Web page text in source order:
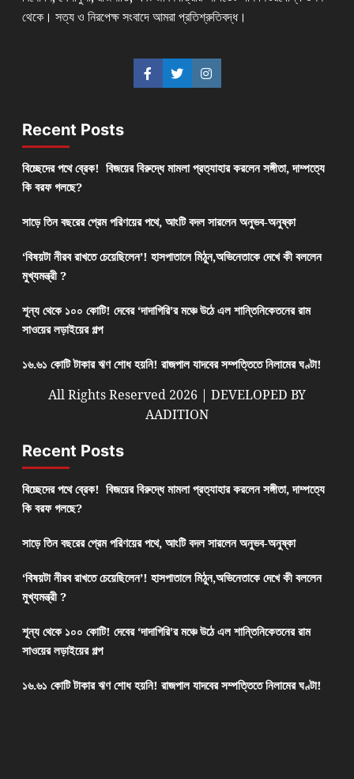
থেকে। সত্য ও নিরপেক্ষ সংবাদে আমরা প্রতিশ্রুতিবদ্ধ।
Recent Posts
বিচ্ছেদের পথে ব্রেক! বিজয়ের বিরুদ্ধে মামলা প্রত্যাহার করলেন সঙ্গীতা, দাম্পত্যে
কি বরফ গলছে?
সাড়ে তিন বছরের প্রেম পরিণয়ের পথে, আংটি বদল সারলেন অনুভব-অনুষ্কা
‘বিষয়টা নীরব রাখতে চেয়েছিলেন’! হাসপাতালে মিঠুন,অভিনেতাকে দেখে কী বললেন
মুখ্যমন্ত্রী ?
শূন্য থেকে ১০০ কোটি! দেবের ‘দাদাগিরি’র মঞ্চে উঠে এল শান্তিনিকেতনের রাম
সাওয়ের লড়াইয়ের গল্প
১৬.৬১ কোটি টাকার ঋণ শোধ হয়নি! রাজপাল যাদবের সম্পত্তিতে নিলামের ঘণ্টা!
All Rights Reserved 2026 | DEVELOPED BY
AADITION
Recent Posts
বিচ্ছেদের পথে ব্রেক! বিজয়ের বিরুদ্ধে মামলা প্রত্যাহার করলেন সঙ্গীতা, দাম্পত্যে
কি বরফ গলছে?
সাড়ে তিন বছরের প্রেম পরিণয়ের পথে, আংটি বদল সারলেন অনুভব-অনুষ্কা
‘বিষয়টা নীরব রাখতে চেয়েছিলেন’! হাসপাতালে মিঠুন,অভিনেতাকে দেখে কী বললেন
মুখ্যমন্ত্রী ?
শূন্য থেকে ১০০ কোটি! দেবের ‘দাদাগিরি’র মঞ্চে উঠে এল শান্তিনিকেতনের রাম
সাওয়ের লড়াইয়ের গল্প
১৬.৬১ কোটি টাকার ঋণ শোধ হয়নি! রাজপাল যাদবের সম্পত্তিতে নিলামের ঘণ্টা!